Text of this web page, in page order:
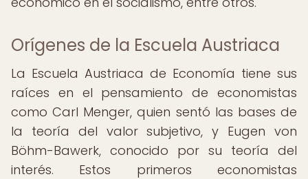
Orígenes de la Escuela Austriaca
La Escuela Austriaca de Economía tiene sus
raíces en el pensamiento de economistas
como Carl Menger, quien sentó las bases de
la teoría del valor subjetivo, y Eugen von
Böhm-Bawerk, conocido por su teoría del
interés. Estos primeros economistas